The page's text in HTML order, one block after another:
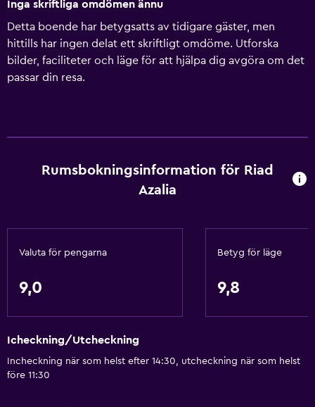
Inga skriftliga omdömen ännu
Detta boende har betygsatts av tidigare gäster, men
hittills har ingen delat ett skriftligt omdöme. Utforska
bilder, faciliteter och läge för att hjälpa dig avgöra om det
passar din resa.
Rumsbokningsinformation för Riad
Azalia
Valuta för pengarna
9,0
Betyg för läge
9,8
Icheckning/Utcheckning
Incheckning när som helst efter 14:30, utcheckning när som helst
före 11:30